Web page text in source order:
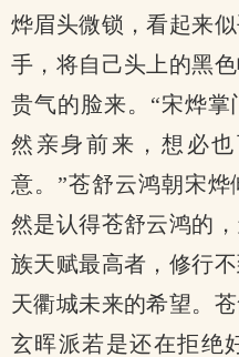
烨眉头微锁，看起来
手，将自己头上的黑
贵气的脸来。“宋烨
然亲身前来，想必
意。”苍舒云鸿朝宋烨
然是认得苍舒云鸿的
族天赋最高者，修行
天衢城未来的希望。
玄晖派若是还在拒绝